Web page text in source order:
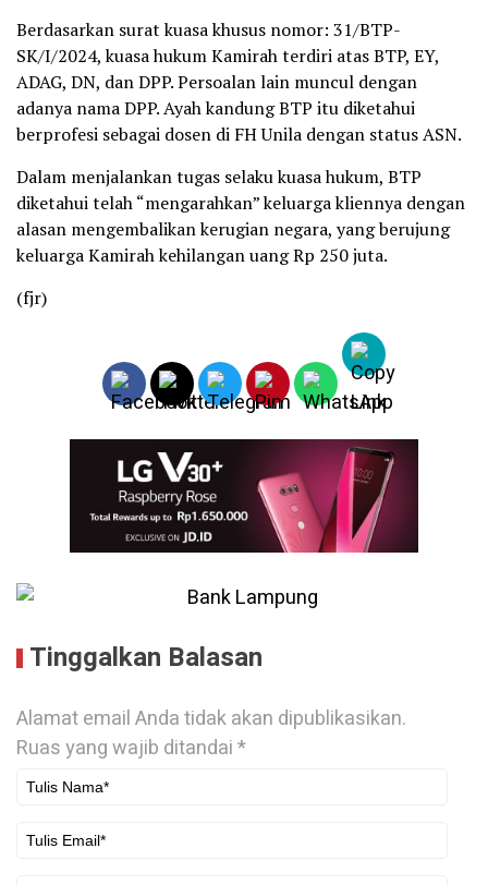
Berdasarkan surat kuasa khusus nomor: 31/BTP-
SK/I/2024, kuasa hukum Kamirah terdiri atas BTP, EY,
ADAG, DN, dan DPP. Persoalan lain muncul dengan
adanya nama DPP. Ayah kandung BTP itu diketahui
berprofesi sebagai dosen di FH Unila dengan status ASN.
Dalam menjalankan tugas selaku kuasa hukum, BTP
diketahui telah “mengarahkan” keluarga kliennya dengan
alasan mengembalikan kerugian negara, yang berujung
keluarga Kamirah kehilangan uang Rp 250 juta.
(fjr)
Tinggalkan Balasan
Alamat email Anda tidak akan dipublikasikan.
Ruas yang wajib ditandai*